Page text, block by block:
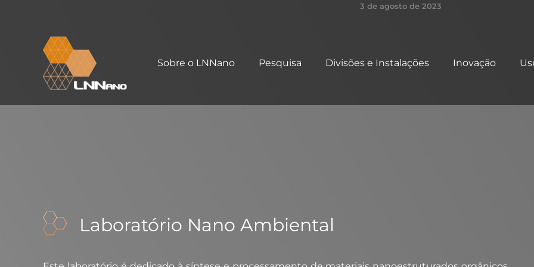
Sobre o LNNano Pesquisa Divisões e Instalações Inovação
3 de agosto de 2023
Laboratório Nano Ambiental​